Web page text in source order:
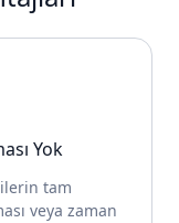
Yok
tam
veya zaman